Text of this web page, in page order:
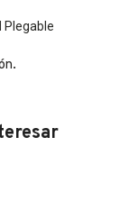
Plegable